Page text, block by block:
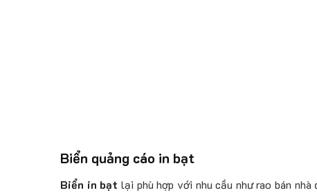
Biển quảng cáo in bạt
Biển in bạt lại phù hợp với nhu cầu như rao bán